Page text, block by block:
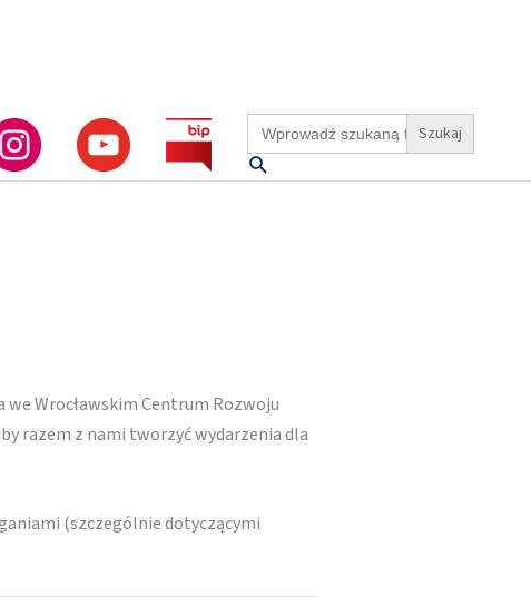
Search
for:
Szukaj
Wrocławskim Centrum Rozwoju
razem z nami tworzyć wydarzenia dla
(szczególnie dotyczącymi